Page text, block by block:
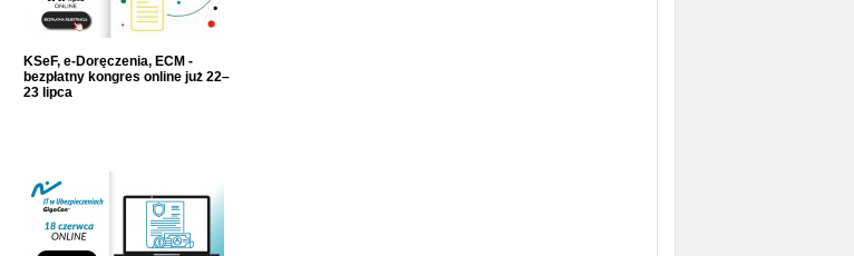
KSeF, e-Doręczenia, ECM -
bezpłatny kongres online już 22–
23 lipca